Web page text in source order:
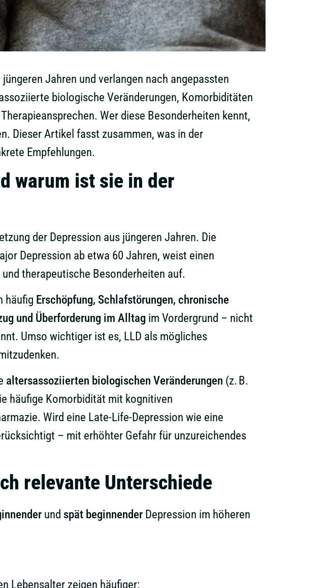
Jahren und verlangen nach angepassten
biologische Veränderungen, Komorbiditäten
Wer diese Besonderheiten kennt,
Dieser Artikel fasst zusammen, was in der
Empfehlungen.
warum ist sie in der
der Depression aus jüngeren Jahren. Die
Depression ab etwa 60 Jahren, weist einen
therapeutische Besonderheiten auf.
häufig Erschöpfung, Schlafstörungen, chronische
und Überforderung im Alltagim Vordergrund – nicht
Umso wichtiger ist es, LLD als mögliches
altersassoziierten biologischen Veränderungen (z. B.
häufige Komorbidität mit kognitiven
Wird eine Late-Life-Depression wie eine
– mit erhöhter Gefahr für unzureichendes
relevante Unterschiede
und spät beginnenderDepression im höheren
Lebensalter zeigen häufiger: